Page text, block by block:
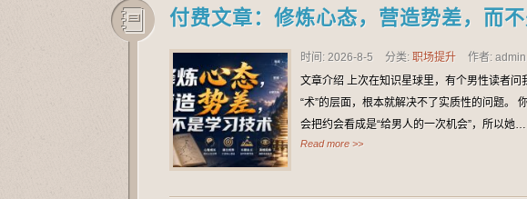
付费文章：修炼心态，营造势差，而
时间: 2026-8-5 分类: 职场提升 作者: admin
文章介绍 上次在知识星球里，有个男性读者
“术”的层面，根本就解决不了实质性的问题。
会把约会看成是“给男人的一次机会”，所以她
Read more >>